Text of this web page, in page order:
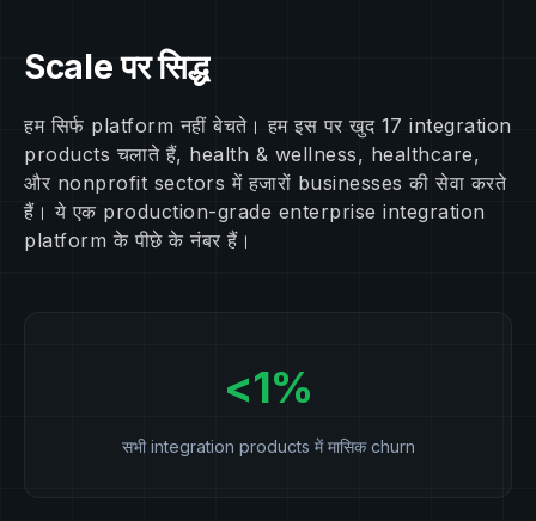
Scale पर सिद्ध
हम सिर्फ platform नहीं बेचते। हम इस पर खुद 17 integration
products चलाते हैं, health & wellness, healthcare,
और nonprofit sectors में हजारों businesses की सेवा करते
हैं। ये एक production-grade enterprise integration
platform के पीछे के नंबर हैं।
<1%
सभी integration products में मासिक churn